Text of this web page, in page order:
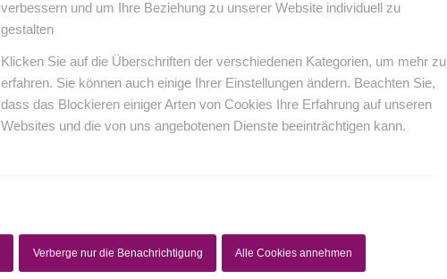
verbessern und um Ihre Beziehung zu unserer Website individuell zu
gestalten
Klicken Sie auf die Überschriften der verschiedenen Kategorien, um mehr zu
erfahren. Sie können auch einige Ihrer Einstellungen ändern. Beachten Sie,
dass das Blockieren einiger Arten von Cookies Ihre Erfahrung auf unseren
Websites und die von uns angebotenen Dienste beeinträchtigen kann.
Verberge nur die Benachrichtigung Alle Cookies annehmen